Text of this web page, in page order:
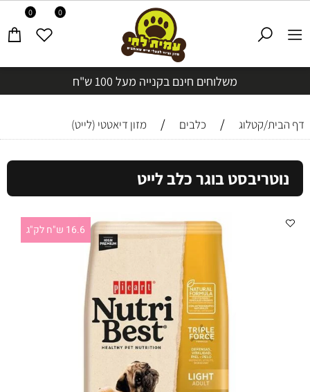
משלוחים חינם בקנייה מעל 100 ש"ח
0 0
דף הבית/קטלוג / כלבים / מזון דיאטטי (לייט)
נוטריבסט בוגר כלב לייט
16.6 ש"ח לק"ג